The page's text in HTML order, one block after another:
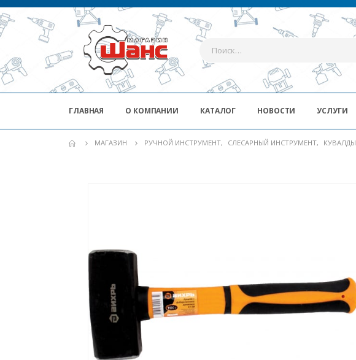
ГЛАВНАЯ О КОМПАНИИ КАТАЛОГ НОВОСТИ УСЛУГИ
МАГАЗИН РУЧНОЙ ИНСТРУМЕНТ, СЛЕСАРНЫЙ ИНСТРУМЕНТ, КУВАЛДЫ